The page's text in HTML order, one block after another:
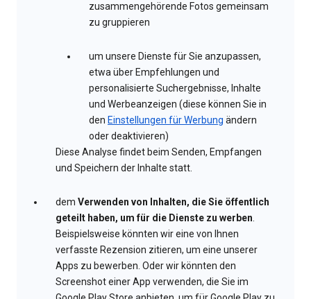
zusammengehörende Fotos gemeinsam
zu gruppieren
um unsere Dienste für Sie anzupassen,
etwa über Empfehlungen und
personalisierte Suchergebnisse, Inhalte
und Werbeanzeigen (diese können Sie in
den Einstellungen für Werbung ändern
oder deaktivieren)
Diese Analyse findet beim Senden, Empfangen
und Speichern der Inhalte statt.
dem Verwenden von Inhalten, die Sie öffentlich
geteilt haben, um für die Dienste zu werben.
Beispielsweise könnten wir eine von Ihnen
verfasste Rezension zitieren, um eine unserer
Apps zu bewerben. Oder wir könnten den
Screenshot einer App verwenden, die Sie im